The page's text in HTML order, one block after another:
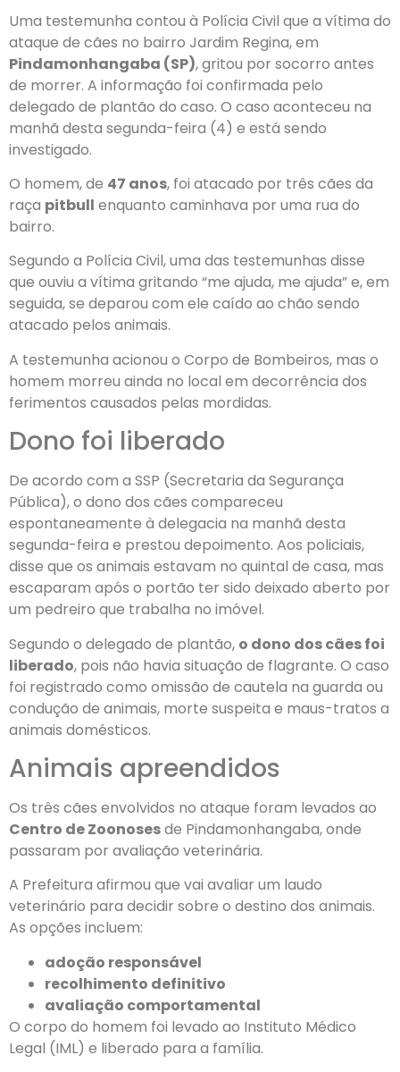
Uma testemunha contou à Polícia Civil que a vítima do
ataque de cães no bairro Jardim Regina, em
Pindamonhangaba (SP), gritou por socorro antes
de morrer. A informação foi confirmada pelo
delegado de plantão do caso. O caso aconteceu na
manhã desta segunda-feira (4) e está sendo
investigado.
O homem, de 47 anos, foi atacado por três cães da
raça pitbull enquanto caminhava por uma rua do
bairro.
Segundo a Polícia Civil, uma das testemunhas disse
que ouviu a vítima gritando “me ajuda, me ajuda” e, em
seguida, se deparou com ele caído ao chão sendo
atacado pelos animais.
A testemunha acionou o Corpo de Bombeiros, mas o
homem morreu ainda no local em decorrência dos
ferimentos causados pelas mordidas.
Dono foi liberado
De acordo com a SSP (Secretaria da Segurança
Pública), o dono dos cães compareceu
espontaneamente à delegacia na manhã desta
segunda-feira e prestou depoimento. Aos policiais,
disse que os animais estavam no quintal de casa, mas
escaparam após o portão ter sido deixado aberto por
um pedreiro que trabalha no imóvel.
Segundo o delegado de plantão, o dono dos cães foi
liberado, pois não havia situação de flagrante. O caso
foi registrado como omissão de cautela na guarda ou
condução de animais, morte suspeita e maus-tratos a
animais domésticos.
Animais apreendidos
Os três cães envolvidos no ataque foram levados ao
Centro de Zoonosesde Pindamonhangaba, onde
passaram por avaliação veterinária.
A Prefeitura afirmou que vai avaliar um laudo
veterinário para decidir sobre o destino dos animais.
As opções incluem:
adoção responsável
recolhimento definitivo
avaliação comportamental
O corpo do homem foi levado ao Instituto Médico
Legal (IML) e liberado para a família.